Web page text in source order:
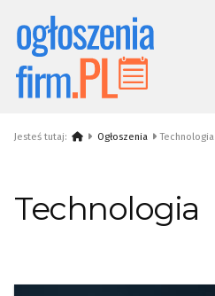
Jesteś tutaj: Ogłoszenia Technologia
Technologia